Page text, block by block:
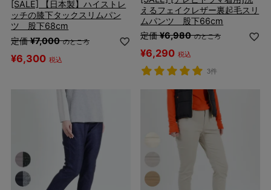
[SALE] 【日本製】ハイストレ
ッチの膝下タックスリムパン
ツ 股下68cm
定価 ¥7,000 のところ
¥6,300 税込
えるフェイクレザー裏起毛スリ
ムパンツ 股下66cm
定価 ¥6,980 のところ
¥6,290 税込
3件